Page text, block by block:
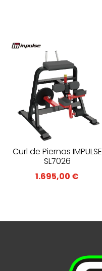
Curl de Piernas IMPULSE
SL7026
1.695,00 €